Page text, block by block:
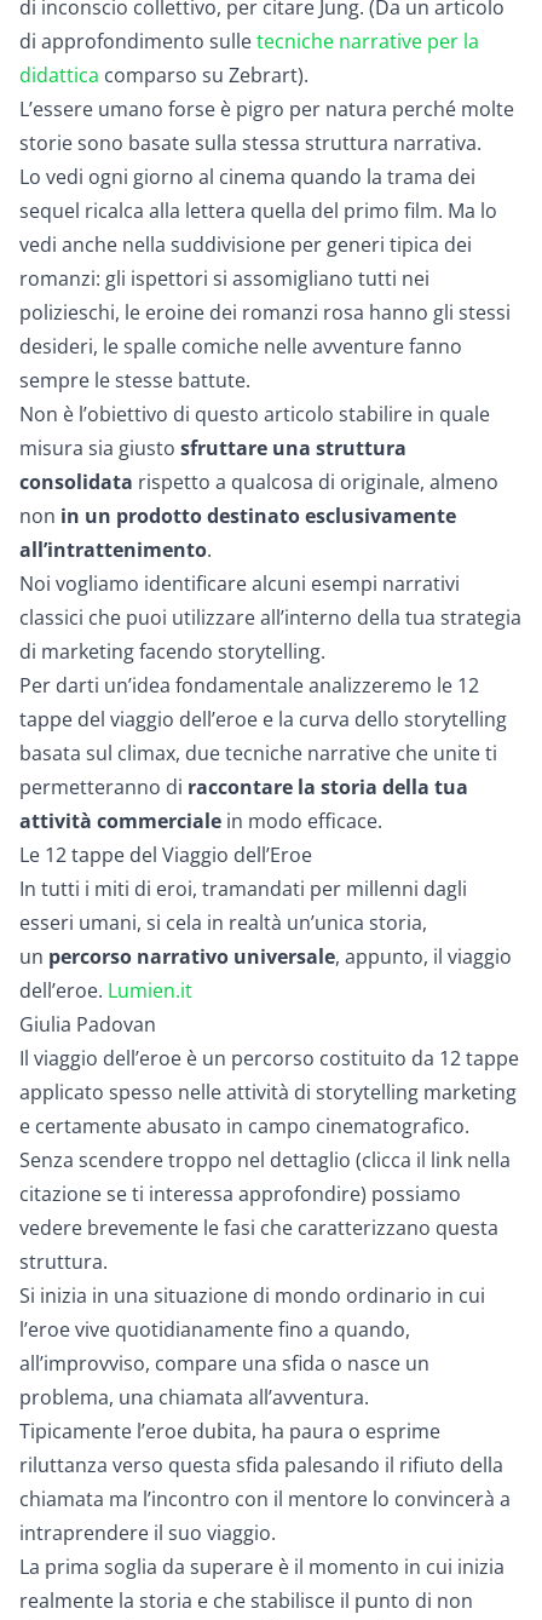
di inconscio collettivo, per citare Jung. (Da un articolo
di approfondimento sulletecniche narrative per la
didattica comparso su Zebrart).
L’essere umano forse è pigro per natura perché molte
storie sono basate sulla stessa struttura narrativa.
Lo vedi ogni giorno al cinema quando la trama dei
sequel ricalca alla lettera quella del primo film. Ma lo
vedi anche nella suddivisione per generi tipica dei
romanzi: gli ispettori si assomigliano tutti nei
polizieschi, le eroine dei romanzi rosa hanno gli stessi
desideri, le spalle comiche nelle avventure fanno
sempre le stesse battute.
Non è l’obiettivo di questo articolo stabilire in quale
misura sia giusto sfruttare una struttura
consolidata rispetto a qualcosa di originale, almeno
non in un prodotto destinato esclusivamente
all’intrattenimento.
Noi vogliamo identificare alcuni esempi narrativi
classici che puoi utilizzare all’interno della tua strategia
di marketing facendo storytelling.
Per darti un’idea fondamentale analizzeremo le 12
tappe del viaggio dell’eroe e la curva dello storytelling
basata sul climax, due tecniche narrative che unite ti
permetteranno di raccontare la storia della tua
attività commerciale in modo efficace.
Le 12 tappe del Viaggio dell’Eroe
In tutti i miti di eroi, tramandati per millenni dagli
esseri umani, si cela in realtà un’unica storia,
un percorso narrativo universale, appunto, il viaggio
dell’eroe. Lumien.it
Giulia Padovan
Il viaggio dell’eroe è un percorso costituito da 12 tappe
applicato spesso nelle attività di storytelling marketing
e certamente abusato in campo cinematografico.
Senza scendere troppo nel dettaglio (clicca il link nella
citazione se ti interessa approfondire) possiamo
vedere brevemente le fasi che caratterizzano questa
struttura.
Si inizia in una situazione di mondo ordinario in cui
l’eroe vive quotidianamente fino a quando,
all’improvviso, compare una sfida o nasce un
problema, una chiamata all’avventura.
Tipicamente l’eroe dubita, ha paura o esprime
riluttanza verso questa sfida palesando il rifiuto della
chiamata ma l’incontro con il mentore lo convincerà a
intraprendere il suo viaggio.
La prima soglia da superare è il momento in cui inizia
realmente la storia e che stabilisce il punto di non